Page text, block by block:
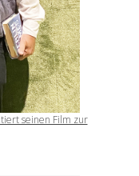
seinen Film zur